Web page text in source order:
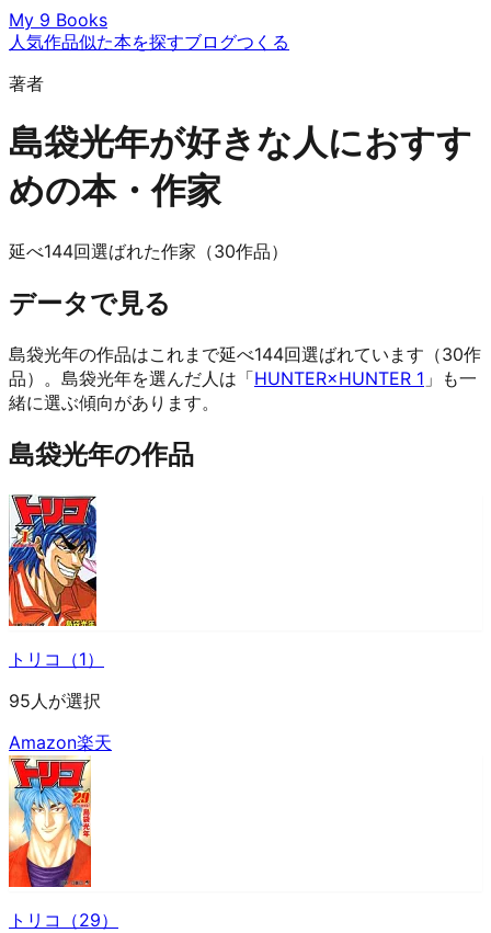
My 9 Books
人気作品似た本を探すブログつくる
著者
島袋光年が好きな人におすす
めの本・作家
延べ144回選ばれた作家（30作品）
データで見る
島袋光年の作品はこれまで延べ144回選ばれています（30作
品）。島袋光年を選んだ人は「HUNTER×HUNTER 1 」も一
緒に選ぶ傾向があります。
島袋光年の作品
トリコ（1）
95人が選択
Amazon楽天
トリコ（29）